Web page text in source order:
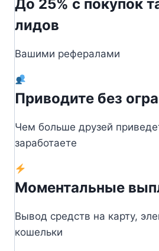
До 25% с покупок
лидов
Вашими рефералами
Приводите без
Чем больше друзей
заработаете
Моментальные
Вывод средств на карту,
кошельки